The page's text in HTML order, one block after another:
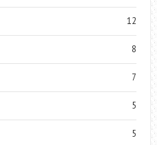
12
8
7
5
5